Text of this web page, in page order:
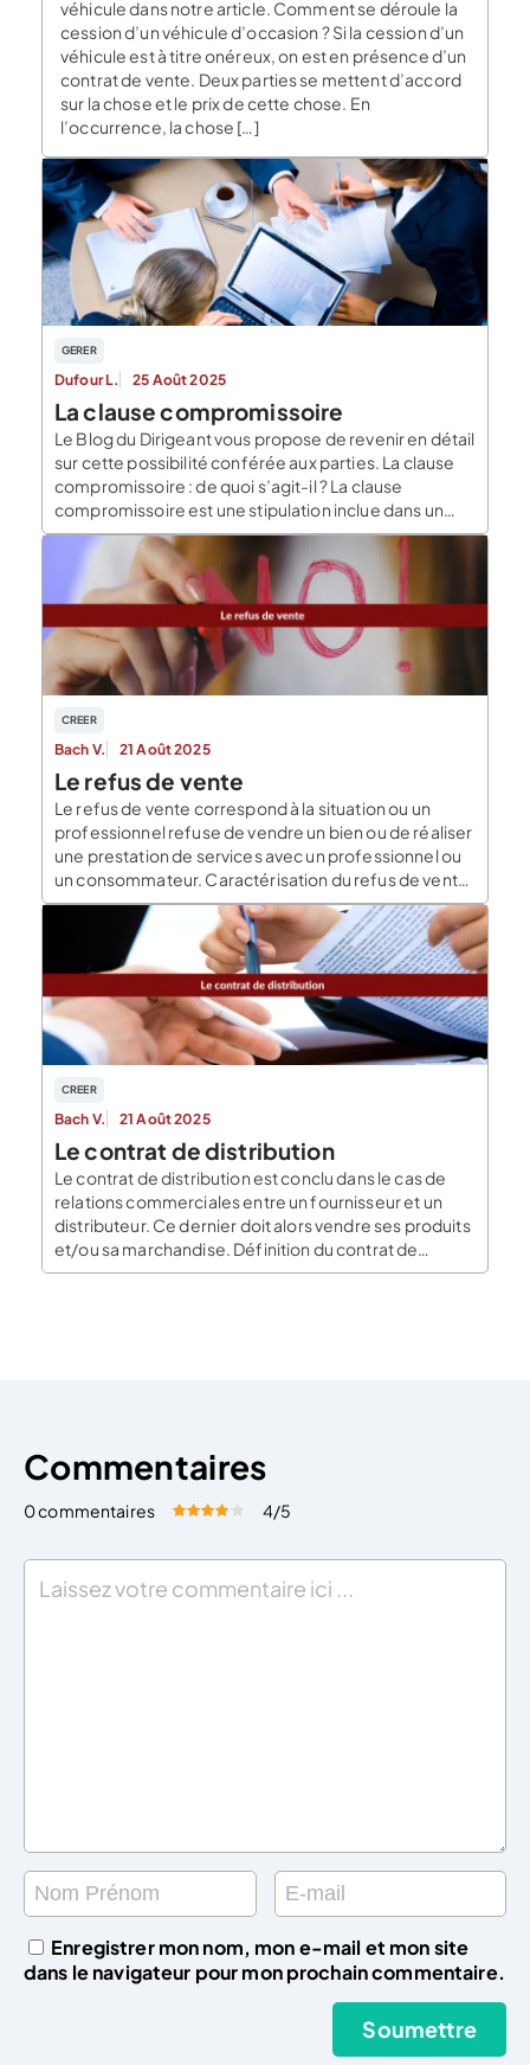
véhicule dans notre article. Comment se déroule la
cession d’un véhicule d’occasion ? Si la cession d’un
véhicule est à titre onéreux, on est en présence d’un
contrat de vente. Deux parties se mettent d’accord
sur la chose et le prix de cette chose. En
l’occurrence, la chose […]
GERER
Dufour L. 25 Août 2025
La clause compromissoire
Le Blog du Dirigeant vous propose de revenir en détail
sur cette possibilité conférée aux parties. La clause
compromissoire : de quoi s’agit-il ? La clause
compromissoire est une stipulation inclue dans un
contrat conclu entre deux professionnels. Cette
clause prévoit que les parties au contrat s’engagent à
soumettre à l’arbitrage les litiges qui pourraient […]
CREER
Bach V. 21 Août 2025
Le refus de vente
Le refus de vente correspond à la situation ou un
professionnel refuse de vendre un bien ou de réaliser
une prestation de services avec un professionnel ou
un consommateur. Caractérisation du refus de vente
Il arrive qu’un professionnel ne puisse pas contracter
une vente avec un autre professionnel ou avec un
consommateur pour diverses raisons. […]
CREER
Bach V. 21 Août 2025
Le contrat de distribution
Le contrat de distribution est conclu dans le cas de
relations commerciales entre un fournisseur et un
distributeur. Ce dernier doit alors vendre ses produits
et/ou sa marchandise. Définition du contrat de
distribution Le contrat de distribution formalise
Commentaires
0 commentaires Évaluez cet article:
4/5
Enregistrer mon nom, mon e-mail et mon site
dans le navigateur pour mon prochain commentaire.